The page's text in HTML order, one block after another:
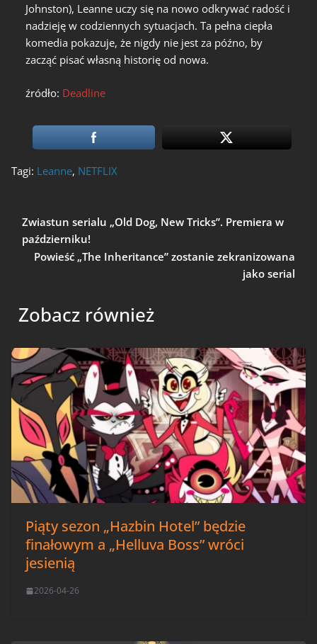
Johnston), Leanne uczy się na nowo odkrywać radość i
nadzieję w codziennych sytuacjach. Ta pełna ciepła
komedia pokazuje, że nigdy nie jest za późno, by
zacząć pisać własną historię od nowa.
źródło: Deadline
Tagi: Leanne, NETFLIX
Zwiastun serialu „Old Dog, New Tricks”. Premiera w
październiku!
Powieść „The Inheritance” zostanie zekranizowana
jako serial
Zobacz również
Piąty sezon „Hazbin Hotel” będzie
finałowym a „Helluva Boss” wróci
jesienią
2026-04-26